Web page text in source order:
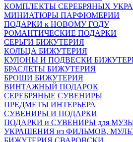
КОМПЛЕКТЫ СЕРЕБРЯНЫХ
МИНИАТЮРЫ ПАРФЮМЕРИИ
ПОДАРКИ к НОВОМУ ГОДУ
РОМАНТИЧЕСКИЕ ПОДАРКИ
СЕРЬГИ БИЖУТЕРИЯ
КОЛЬЦА БИЖУТЕРИЯ
КУЛОНЫ И ПОДВЕСКИ
БРАСЛЕТЫ БИЖУТЕРИЯ
БРОШИ БИЖУТЕРИЯ
ВИНТАЖНЫЙ ПОДАРОК
СЕРЕБРЯНЫЕ СУВЕНИРЫ
ПРЕДМЕТЫ ИНТЕРЬЕРА
СУВЕНИРЫ И ПОДАРКИ
ПОДАРКИ и СУВЕНИРЫ для
УКРАШЕНИЯ из ФИЛЬМОВ,